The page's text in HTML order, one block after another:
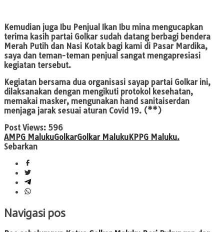
Kemudian juga Ibu Penjual Ikan Ibu mina mengucapkan
terima kasih partai Golkar sudah datang berbagi bendera
Merah Putih dan Nasi Kotak bagi kami di Pasar Mardika,
saya dan teman-teman penjual sangat mengapresiasi
kegiatan tersebut.
Kegiatan bersama dua organisasi sayap partai Golkar ini,
dilaksanakan dengan mengikuti protokol kesehatan,
memakai masker, mengunakan hand sanitaiserdan
menjaga jarak sesuai aturan Covid 19. (**)
Post Views: 596
AMPG MalukuGolkarGolkar MalukuKPPG Maluku.
Sebarkan
Navigasi pos